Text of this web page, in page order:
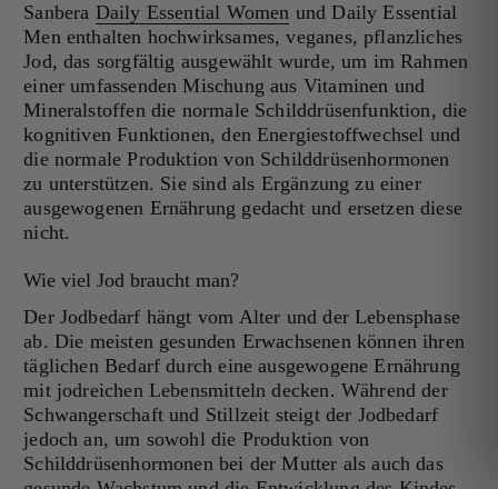
Sanbera Daily Essential Women undDaily Essential
Menenthalten hochwirksames, veganes, pflanzliches
Jod, das sorgfältig ausgewählt wurde, um im Rahmen
einer umfassenden Mischung aus Vitaminen und
Mineralstoffen die normale Schilddrüsenfunktion, die
kognitiven Funktionen, den Energiestoffwechsel und
die normale Produktion von Schilddrüsenhormonen
zu unterstützen. Sie sind als Ergänzung zu einer
ausgewogenen Ernährung gedacht und ersetzen diese
nicht.
Wie viel Jod braucht man?
Der Jodbedarf hängt vom Alter und der Lebensphase
ab. Die meisten gesunden Erwachsenen können ihren
täglichen Bedarf durch eine ausgewogene Ernährung
mit jodreichen Lebensmitteln decken. Während der
Schwangerschaft und Stillzeit steigt der Jodbedarf
jedoch an, um sowohl die Produktion von
Schilddrüsenhormonen bei der Mutter als auch das